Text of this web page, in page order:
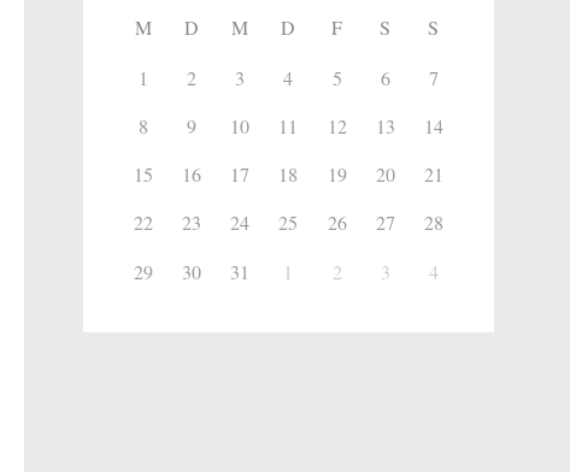
M D M D F S S
1 2 3 4 5 6
7
8
9 10 11 12 13
14
15
16 17 18 19 20
21
22
23 24 25 26 27
28
29
30 31 1 2 3 4